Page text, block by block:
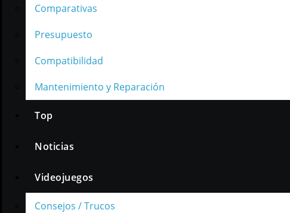
Comparativas
Presupuesto
Compatibilidad
Mantenimiento y Reparación
Top
Noticias
Videojuegos
Consejos / Trucos